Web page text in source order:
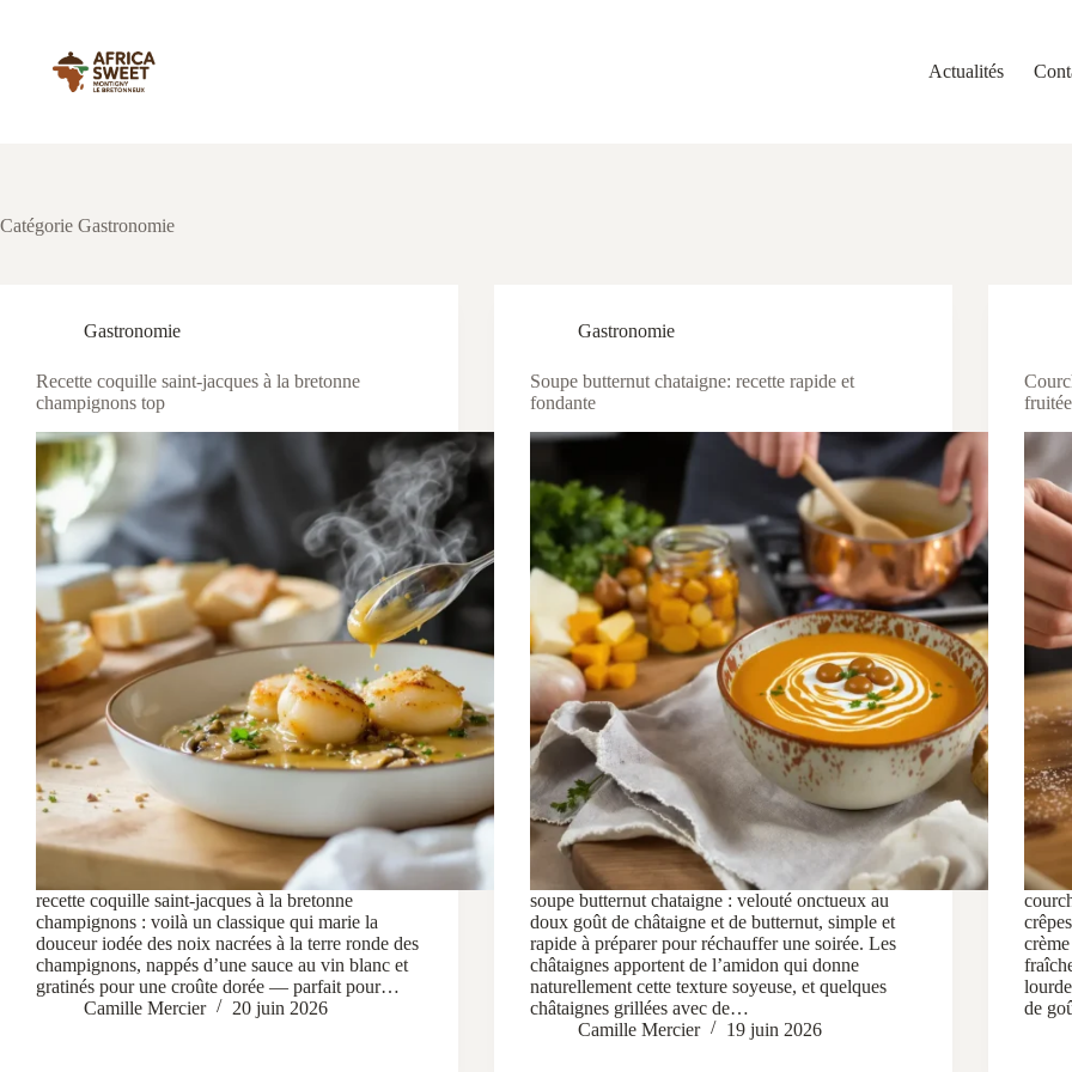
Actualités
Catégorie Gastronomie
Gastronomie
Recette coquille saint-jacques à la bretonne
champignons top
recette coquille saint-jacques à la bretonne
champignons : voilà un classique qui marie la
douceur iodée des noix nacrées à la terre ronde des
champignons, nappés d’une sauce au vin blanc et
gratinés pour une croûte dorée — parfait pour…
Camille Mercier
20 juin 2026
Gastronomie
Soupe butternut chataigne: recette rapide et
fondante
soupe butternut chataigne : velouté onctueux au
doux goût de châtaigne et de butternut, simple et
rapide à préparer pour réchauffer une soirée. Les
châtaignes apportent de l’amidon qui donne
naturellement cette texture soyeuse, et quelques
châtaignes grillées avec de…
Camille Mercier
19 juin 2026
de